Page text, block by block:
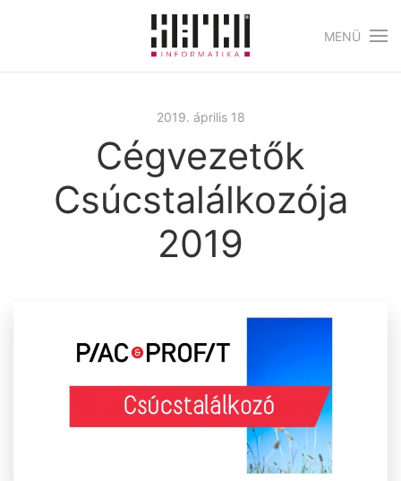
Skip to main content
MENÜ
2019. április 18
Cégvezetők
Csúcstalálkozója
2019